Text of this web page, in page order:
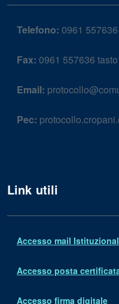
Telefono: 0961 557636
Fax: 0961 557636
Email:
Pec:
Link utili
Accesso mail
Accesso posta
Accesso firma digitale